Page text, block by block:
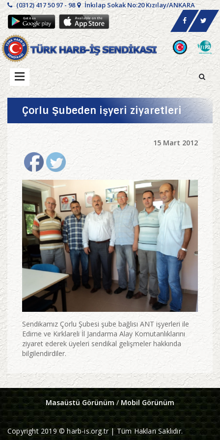
(0312) 417 50 97 - 98 İnkılap Sokak No:20 Kızılay/ANKARA
Çorlu Şubeden işyeri ziyaretleri
15 Mart 2012
Sendikamız Çorlu Şubesi şube bağlısı ANT işyerleri ile
Edirne ve Kırklareli İl Jandarma Alay Komutanlıklarını
ziyaret ederek üyeleri sendikal gelişmeler hakkında
bilgilendirdiler.
Masaüstü Görünüm/ Mobil Görünüm
Copyright 2019 © harb-is.org.tr | Tüm Hakları Saklıdır.